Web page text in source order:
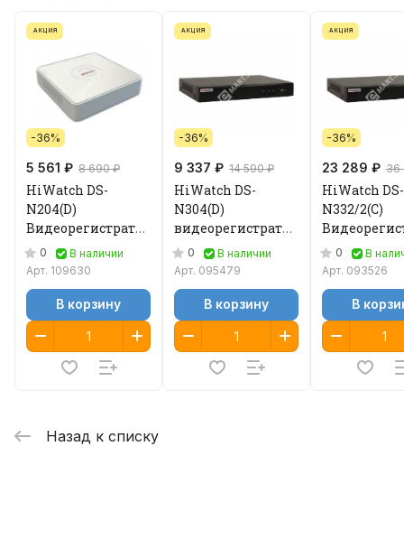
АКЦИЯ
-36%
5 561 ₽ 8 690 ₽
HiWatch DS-
N204(D)
Видеорегистратор
IP 0
В наличии
Арт. 109630
В корзину
АКЦИЯ
-36%
9 337 ₽ 14 590 ₽
HiWatch DS-
N304(D)
видеорегистратор
IP 0
В наличии
Арт. 095479
В корзину
АКЦИЯ
-36%
23 289 ₽ 36
HiWatch DS-
N332/2(C)
IP 0
В
Арт. 093526
В
Назад к списку